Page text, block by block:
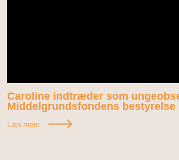
Caroline indtræder som
Middelgrundsfondens bestyrelse
Læs mere